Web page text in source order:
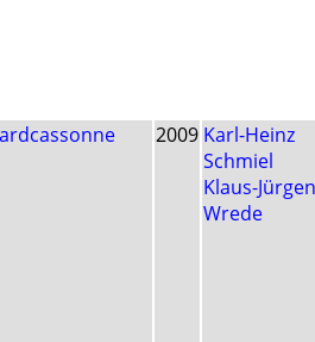
2009 Karl-Heinz
Schmiel
Klaus-Jürgen
Wrede